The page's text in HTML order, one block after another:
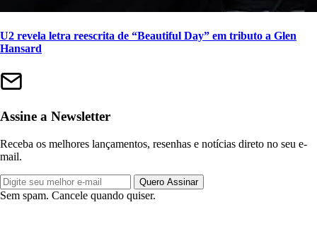
U2 revela letra reescrita de “Beautiful Day” em tributo a Glen
Hansard
Assine a Newsletter
Receba os melhores lançamentos, resenhas e notícias direto no seu e-
mail.
Quero Assinar
Sem spam. Cancele quando quiser.